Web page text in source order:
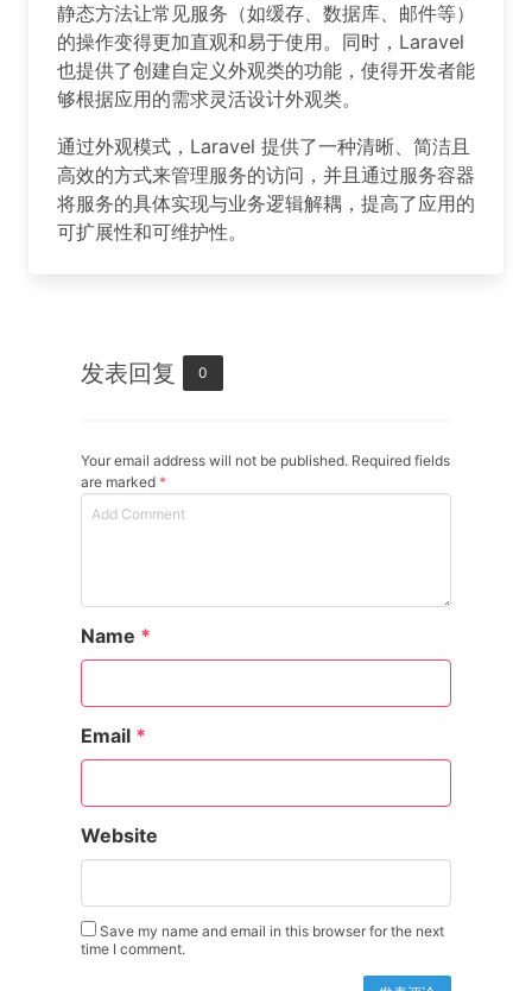
静态方法让常见服务（如缓存、数据库、邮件等）
的操作变得更加直观和易于使用。同时，Laravel
也提供了创建自定义外观类的功能，使得开发者能
够根据应用的需求灵活设计外观类。
通过外观模式，Laravel 提供了一种清晰、简洁且
高效的方式来管理服务的访问，并且通过服务容器
将服务的具体实现与业务逻辑解耦，提高了应用的
可扩展性和可维护性。
发表回复 0
Your email address will not be published. Required fields
are marked *
Name *
Email *
Website
Save my name and email in this browser for the next
time I comment.